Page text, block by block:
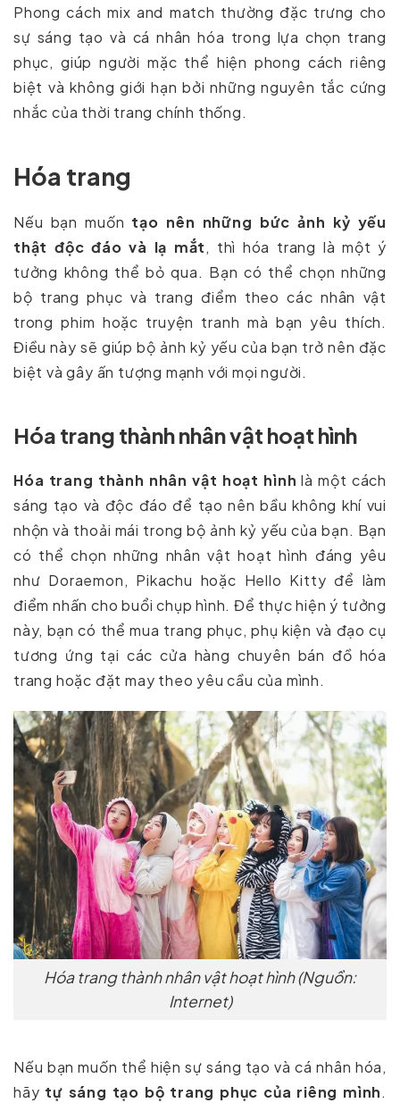
Phong cách mix and match thường đặc trưng cho
sự sáng tạo và cá nhân hóa trong lựa chọn trang
phục, giúp người mặc thể hiện phong cách riêng
biệt và không giới hạn bởi những nguyên tắc cứng
nhắc của thời trang chính thống.
Hóa trang
Nếu bạn muốn tạo nên những bức ảnh kỷ yếu
thật độc đáo và lạ mắt, thì hóa trang là một ý
tưởng không thể bỏ qua. Bạn có thể chọn những
bộ trang phục và trang điểm theo các nhân vật
trong phim hoặc truyện tranh mà bạn yêu thích.
Điều này sẽ giúp bộ ảnh kỷ yếu của bạn trở nên đặc
biệt và gây ấn tượng mạnh với mọi người.
Hóa trang thành nhân vật hoạt hình
Hóa trang thành nhân vật hoạt hình là một cách
sáng tạo và độc đáo để tạo nên bầu không khí vui
nhộn và thoải mái trong bộ ảnh kỷ yếu của bạn. Bạn
có thể chọn những nhân vật hoạt hình đáng yêu
như Doraemon, Pikachu hoặc Hello Kitty để làm
điểm nhấn cho buổi chụp hình. Để thực hiện ý tưởng
này, bạn có thể mua trang phục, phụ kiện và đạo cụ
tương ứng tại các cửa hàng chuyên bán đồ hóa
trang hoặc đặt may theo yêu cầu của mình.
Hóa trang thành nhân vật hoạt hình (Nguồn:
Internet)
Nếu bạn muốn thể hiện sự sáng tạo và cá nhân hóa,
hãy tự sáng tạo bộ trang phục của riêng mình.